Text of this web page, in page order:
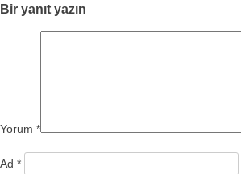
Bir yanıt yazın
Yorum *
Ad *